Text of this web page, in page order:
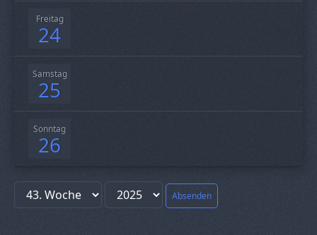
Freitag
24
Samstag
25
Sonntag
26
Absenden